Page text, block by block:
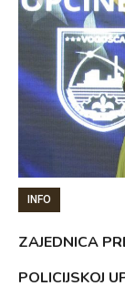
INFO
ZAJEDNICA
POLICIJSKOJ